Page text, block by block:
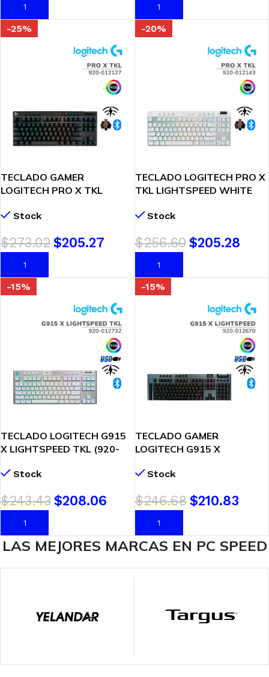
AÑADIR AL CARRITO AÑADIR AL CARRITO
-25%
TECLADO GAMER
LOGITECH PRO X TKL
WIRELESS | GX BROWN
Stock
$273.02$205.27
AÑADIR AL CARRITO
-20%
TECLADO LOGITECH PRO X
TKL LIGHTSPEED WHITE
WIRELESS | GX BROWN
Stock
$256.60 $205.28
AÑADIR AL CARRITO
-15%
TECLADO LOGITECH G915
X LIGHTSPEED TKL (920-
| GL TACTILE | LED-RGB
Stock
$243.43$208.06
AÑADIR AL CARRITO
-15%
TECLADO GAMER
LOGITECH G915 X
WIRELESS | BLACK | GL
Stock
$246.68 $210.83
AÑADIR AL CARRITO
LAS MEJORES MARCAS EN PC SPEED